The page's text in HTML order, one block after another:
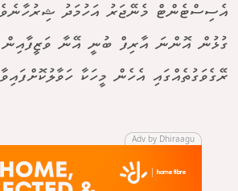
އެސިސްޓެންޓް މެނޭޖަރު އަހުމަދު
ގުޅުން އޮންނަ އާރިފް ބުނީ އޭނާ ވަޒީފާއިން
ރޭގެވަގުތެއްގައި އެހެން މީހަކާ
Adv by Dhiraagu